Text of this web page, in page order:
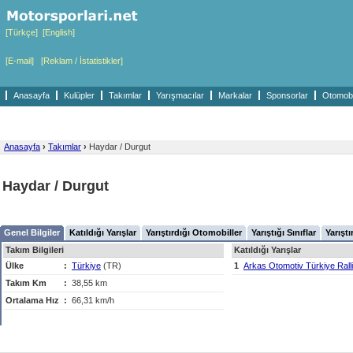
[Türkçe] [English]
[E-mail] [Reklam / İstatistikler]
Anasayfa Kulüpler Takımlar Yarışmacılar Markalar Sponsorlar
Anasayfa › Takımlar › Haydar / Durgut
Haydar / Durgut
Genel Bilgiler Katıldığı Yarışlar Yarıştırdığı Otomobiller Yarıştığı Sınıflar
Takım Bilgileri
Ülke
: Türkiye (TR)
Takım Km
: 38,55 km
Ortalama Hız
: 66,31 km/h
Katıldığı Yarışlar
1 Arkas Otomotiv Türkiye